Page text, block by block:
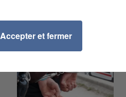
Accepter et fermer